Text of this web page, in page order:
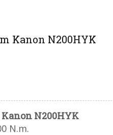
Kanon N200HYK
N200HYK
N.m.